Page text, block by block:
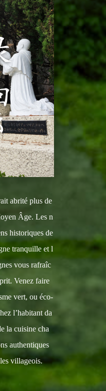
abrité plus de
Âge. Les n
historiques de
tranquille et l
vous rafraîc
Venez faire
vert, ou éco-
l’habitant da
la cuisine cha
authentiques
villageois.